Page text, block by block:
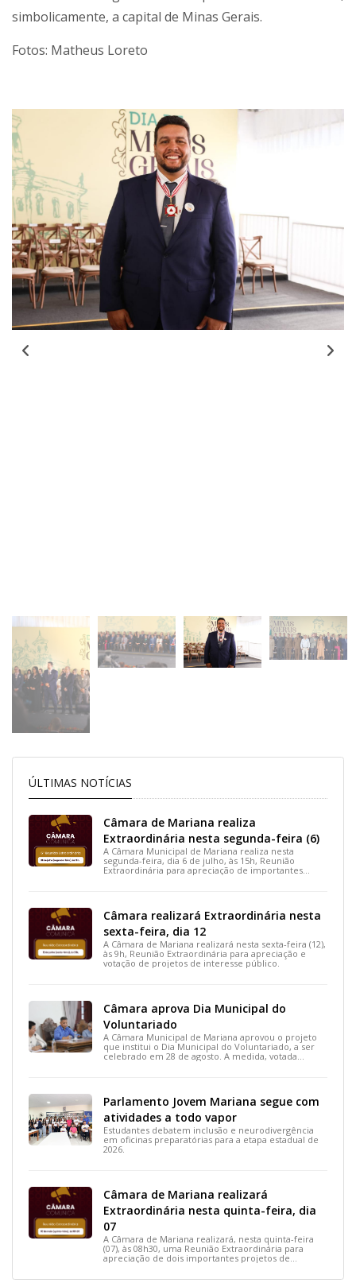
simbolicamente, a capital de Minas Gerais.
Fotos: Matheus Loreto
ÚLTIMAS NOTÍCIAS
Câmara de Mariana realiza
Extraordinária nesta segunda-feira (6)
A Câmara Municipal de Mariana realiza nesta
segunda-feira, dia 6 de julho, às 15h, Reunião
Extraordinária para apreciação de importantes
Câmara realizará Extraordinária nesta
sexta-feira, dia 12
A Câmara de Mariana realizará nesta sexta-feira (12),
às 9h, Reunião Extraordinária para apreciação e
votação de projetos de interesse público.
Câmara aprova Dia Municipal do
Voluntariado
A Câmara Municipal de Mariana aprovou o projeto
que institui o Dia Municipal do Voluntariado, a ser
celebrado em 28 de agosto. A medida, votada
Parlamento Jovem Mariana segue com
atividades a todo vapor
Estudantes debatem inclusão e neurodivergência
em oficinas preparatórias para a etapa estadual de
2026.
Câmara de Mariana realizará
Extraordinária nesta quinta-feira, dia
07
A Câmara de Mariana realizará, nesta quinta-feira
(07), às 08h30, uma Reunião Extraordinária para
apreciação de dois importantes projetos de